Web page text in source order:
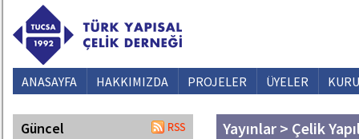
ANASAYFA HAKKIMIZDA PROJELER ÜYELER
Güncel Yayınlar > Çelik